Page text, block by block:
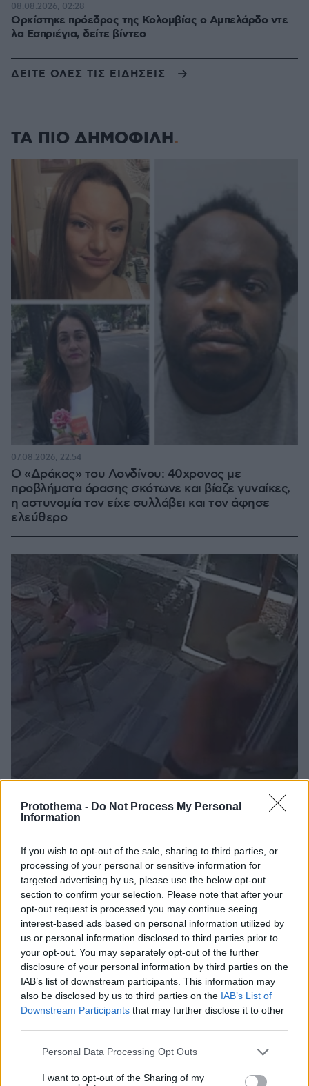
Protothema - Do Not Process My Personal
Information
If you wish to opt-out of the sale, sharing to third parties, or
processing of your personal or sensitive information for
targeted advertising by us, please use the below opt-out
section to confirm your selection. Please note that after your
opt-out request is processed you may continue seeing
interest-based ads based on personal information utilized by
us or personal information disclosed to third parties prior to
your opt-out. You may separately opt-out of the further
disclosure of your personal information by third parties on the
IAB’s list of downstream participants. This information may
also be disclosed by us to third parties on the IAB’s List of
Downstream Participants that may further disclose it to other
Please note that this website/app uses one or more Google
not limited to your visit or usage behaviour. You may click to
Personal Data Processing Opt Outs
I want to opt-out of the Sharing of my
Ορκίστηκε πρόεδρος της Κολομβίας ο Αμπελάρδο ντε
λα Εσπριέγια, δείτε βίντεο
08.08.2026, 02:28
ΔΕΙΤΕ ΟΛΕΣ ΤΙΣ ΕΙΔΗΣΕΙΣ
ΤΑ ΠΙΟ ΔΗΜΟΦΙΛΗ
Ο «Δράκος» του Λονδίνου: 40χρονος με
προβλήματα όρασης σκότωνε και βίαζε γυναίκες,
η αστυνομία τον είχε συλλάβει και τον άφησε
ελεύθερο
07.08.2026, 22:54
«Πόσα θέλεις για το κορίτσι;»: Τουρίστας στην
Κρήτη ζητά... τιμή για να ασελγήσει σε ανήλικη, τι
καταγγέλλει ο ιδιοκτήτης επιχείρησης
07.08.2026, 18:22